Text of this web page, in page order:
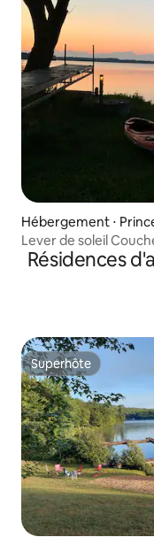
Hébergement ⋅
Lever de soleil
Résidences
Superhôte
Superhôte